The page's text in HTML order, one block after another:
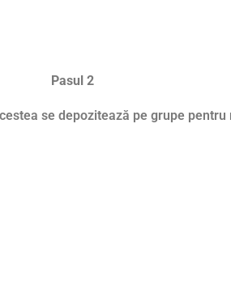
Pasul 2
se depozitează pe grupe